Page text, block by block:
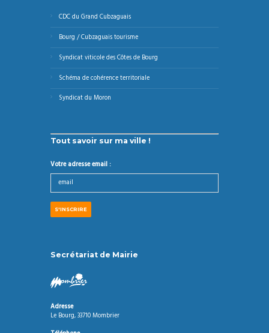
CDC du Grand Cubzaguais
Bourg / Cubzaguais tourisme
Syndicat viticole des Côtes de Bourg
Schéma de cohérence territoriale
Syndicat du Moron
Tout savoir sur ma ville !
Votre adresse email :
Secrétariat de Mairie
Adresse
Le Bourg, 33710 Mombrier